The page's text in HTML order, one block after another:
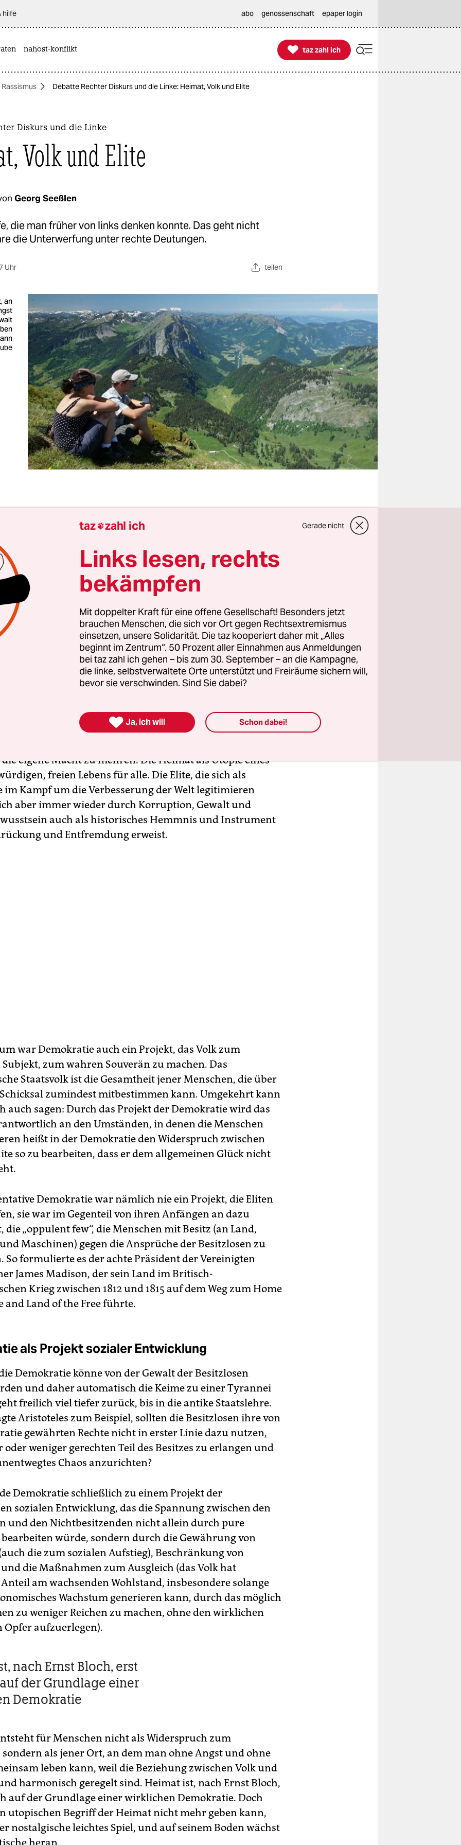
hilfe abo genossenschaft epaper login
nahost-konflikt 
taz zahl ich
taz zahl ich
Rassismus Debatte Rechter Diskurs und die Linke: Heimat, Volk und Elite
Diskurs und die Linke
Volk und Elite
Georg Seeßlen
die man früher von links denken konnte. Das geht nicht
die Unterwerfung unter rechte Deutungen.
Uhr teilen
an
Begriffe sind in den Polemiken zwischen den
und der Mainstream-Kultur wieder
die vordem fast schon überwunden oder doch
mehr entscheidend schienen: Das Volk, in dessen
der Front National, ein Donald Trump und viele
vorgeben, die Heimat, die man als weiche Form der
den harten von Nation, Religion und Ideologie
und die Elite, der man Manipulation, Lüge und
vorwirft, jedenfalls wo man sie als „linksliberal“ und
adressiert.
konnten einst von links her begriffen werden: Das Volk als
Eliten, die sich auf deren Kosten eine eigene
arrogante Kultur der Unterschiede und
eigene Macht zu mehren. Die Heimat als Utopie eines
freien Lebens für alle. Die Elite, die sich als
im Kampf um die Verbesserung der Welt legitimieren
aber immer wieder durch Korruption, Gewalt und
auch als historisches Hemmnis und Instrument
und Entfremdung erweist.
war Demokratie auch ein Projekt, das Volk zum
zum wahren Souverän zu machen. Das
Staatsvolk ist die Gesamtheit jener Menschen, die über
zumindest mitbestimmen kann. Umgekehrt kann
auch sagen: Durch das Projekt der Demokratie wird das
an den Umständen, in denen die Menschen
heißt in der Demokratie den Widerspruch zwischen
so zu bearbeiten, dass er dem allgemeinen Glück nicht
Demokratie war nämlich nie ein Projekt, die Eliten
sie war im Gegenteil von ihren Anfängen an dazu
„oppulent few“, die Menschen mit Besitz (an Land,
Maschinen) gegen die Ansprüche der Besitzlosen zu
So formulierte es der achte Präsident der Vereinigten
James Madison, der sein Land im Britisch-
Krieg zwischen 1812 und 1815 auf dem Weg zum Home
and Land of the Free führte.
als Projekt sozialer Entwicklung
Demokratie könne von der Gewalt der Besitzlosen
und daher automatisch die Keime zu einer Tyrannei
freilich viel tiefer zurück, bis in die antike Staatslehre.
Aristoteles zum Beispiel, sollten die Besitzlosen ihre von
gewährten Rechte nicht in erster Linie dazu nutzen,
oder weniger gerechten Teil des Besitzes zu erlangen und
Chaos anzurichten?
Demokratie schließlich zu einem Projekt der
sozialen Entwicklung, das die Spannung zwischen den
und den Nichtbesitzenden nicht allein durch pure
würde, sondern durch die Gewährung von
die zum sozialen Aufstieg), Beschränkung von
die Maßnahmen zum Ausgleich (das Volk hat
am wachsenden Wohlstand, insbesondere solange
Wachstum generieren kann, durch das möglich
zu weniger Reichen zu machen, ohne den wirklichen
Opfer aufzuerlegen).
nach Ernst Bloch, erst
der Grundlage einer
Demokratie
für Menschen nicht als Widerspruch zum
sondern als jener Ort, an dem man ohne Angst und ohne
leben kann, weil die Beziehung zwischen Volk und
harmonisch geregelt sind. Heimat ist, nach Ernst Bloch,
auf der Grundlage einer wirklichen Demokratie. Doch
utopischen Begriff der Heimat nicht mehr geben kann,
nos­talgische leichtes Spiel, und auf seinem Boden wächst
heran.
taz zahl ich Gerade nicht
Links lesen, rechts
bekämpfen
Mit doppelter Kraft für eine offene Gesellschaft! Besonders jetzt
brauchen Menschen, die sich vor Ort gegen Rechtsextremismus
einsetzen, unsere Solidarität. Die taz kooperiert daher mit „Alles
beginnt im Zentrum“. 50 Prozent aller Einnahmen aus Anmeldungen
bei taz zahl ich gehen – bis zum 30. September – an die Kampagne,
die linke, selbstverwaltete Orte unterstützt und Freiräume sichern will,
bevor sie verschwinden. Sind Sie dabei?
 Ja, ich will Schon dabei!